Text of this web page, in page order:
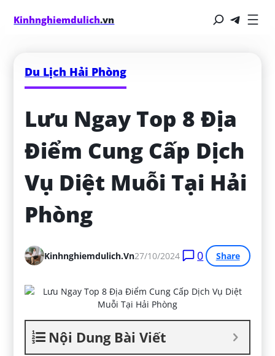
Kinhnghiemdulich.vn
Du Lịch Hải Phòng
Lưu Ngay Top 8 Địa
Điểm Cung Cấp Dịch
Vụ Diệt Muỗi Tại Hải
Phòng
Kinhnghiemdulich.vn27/10/2024 0 Share
Nội Dung Bài Viết